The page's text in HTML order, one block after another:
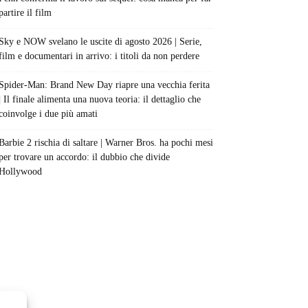
il film
Sky e NOW svelano le uscite di agosto 2026 | Serie,
e documentari in arrivo: i titoli da non perdere
Spider-Man: Brand New Day riapre una vecchia ferita
| Il finale alimenta una nuova teoria: il dettaglio che
i due più amati
2 rischia di saltare | Warner Bros. ha pochi mesi
trovare un accordo: il dubbio che divide